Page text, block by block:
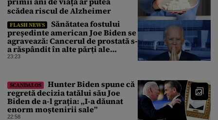
scădea riscul de Alzheimer
FLASH NEWS
Sănătatea fostului
președinte american Joe Biden se
agravează: Cancerul de prostată s-
a răspândit în alte părți ale
corpului
23:23
SCANDALOS
Hunter Biden spune că
regretă decizia tatălui său Joe
Biden de a-l grația: „I-a dăunat
enorm moștenirii sale”
22:58